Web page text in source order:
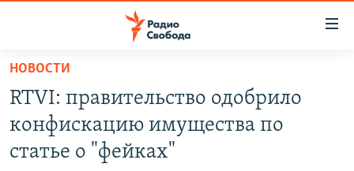
упрощенного
доступа
Вернуться
основному
ПОДКАСТЫ
АВТОРСКИЕ ПРОЕКТЫ
НОВОСТИ
RTVI: правительство одобрило
конфискацию имущества по
статье о "фейках"